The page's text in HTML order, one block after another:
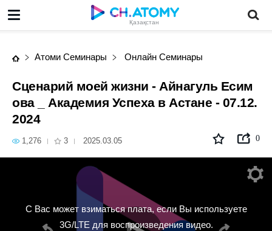
Қазақстан
Атоми Семинары Онлайн Семинары
Сценарий моей жизни - Айнагуль Есим
ова _ Академия Успеха в Астане - 07.12.
2024
1,276 3 2025.03.05 0
С Вас может взиматься плата, если Вы используете
3G/LTE для воспроизведения видео.